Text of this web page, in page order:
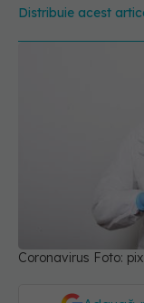
Distribuie acest
Coronavirus Foto: